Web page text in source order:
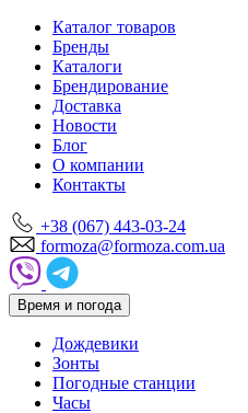
Каталог товаров
Бренды
Каталоги
Брендирование
Доставка
Новости
Блог
О компании
Контакты
+38 (067) 443-03-24
formoza@formoza.com.ua
Время и погода
Дождевики
Зонты
Погодные станции
Часы